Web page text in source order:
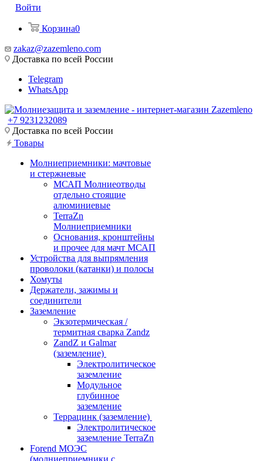
Войти
Корзина0
zakaz@zazemleno.com
Доставка по всей России
Telegram
WhatsApp
+7 9231232089
Доставка по всей России
Товары
Молниеприемники: мачтовые
и стержневые
МСАП Молниеотводы
отдельно стоящие
алюминиевые
TerraZn
Молниеприемники
Основания, кронштейны
и прочее для мачт МСАП
Устройства для выпрямления
проволоки (катанки) и полосы
Хомуты
Держатели, зажимы и
соединители
Заземление
Экзотермическая /
термитная сварка Zandz
ZandZ и Galmar
(заземление)
Электролитическое
заземление
Модульное
глубинное
заземление
Террацинк (заземление)
Электролитическое
заземление TerraZn
Forend МОЭС
(молниеприемники с